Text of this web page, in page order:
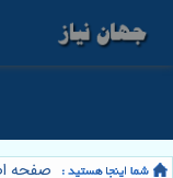
صفحه